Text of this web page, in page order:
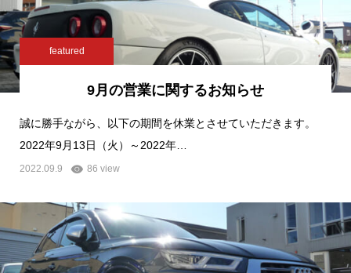
featured
9月の営業に関するお知らせ
誠に勝手ながら、以下の期間を休業とさせていただきます。
2022年9月13日（火）～2022年…
2022.09.9 86 view